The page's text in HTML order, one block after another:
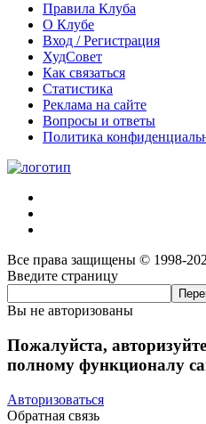
Правила Клуба
О Клубе
Вход / Регистрация
ХудСовет
Как связаться
Статистика
Реклама на сайте
Вопросы и ответы
Политика
Все права защищены © 1998-
Введите страницу
Вы не авторизованы
Пожалуйста,
полному функционалу
Авторизоваться
Обратная связь